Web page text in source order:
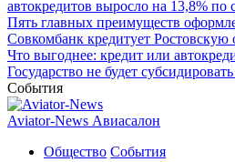
автокредитов выросло на 13,8% по
Пять главных преимуществ
Совкомбанк кредитует Ростовскую
Что выгоднее: кредит или
Государство не будет
События
Aviator-News Авиасалон
Общество События